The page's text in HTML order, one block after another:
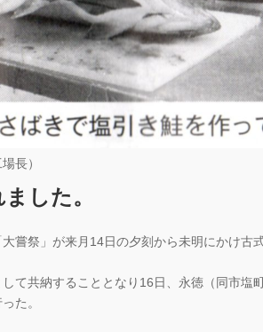
長）
した。
嘗祭」が来月14日の夕刻から未明にかけ古
て共納することとなり16日、永徳（同市塩
た。